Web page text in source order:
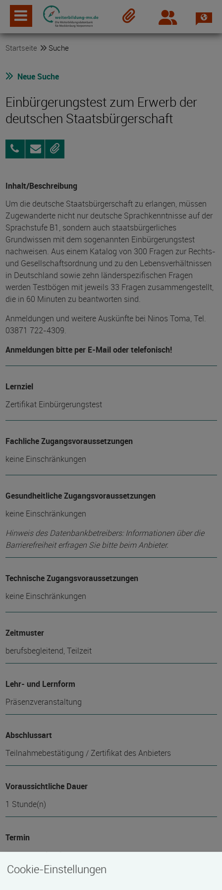
Login
Startseite Suche
Neue Suche
Einbürgerungstest zum Erwerb der
deutschen Staatsbürgerschaft
03871
722-
AnfragenMerken
Inhalt/Beschreibung
Um die deutsche Staatsbürgerschaft zu erlangen, müssen
Zugewanderte nicht nur deutsche Sprachkenntnisse auf der
Sprachstufe B1, sondern auch staatsbürgerliches
Grundwissen mit dem sogenannten Einbürgerungstest
nachweisen. Aus einem Katalog von 300 Fragen zur Rechts-
und Gesellschaftsordnung und zu den Lebensverhältnissen
in Deutschland sowie zehn länderspezifischen Fragen
werden Testbögen mit jeweils 33 Fragen zusammengestellt,
die in 60 Minuten zu beantworten sind.
Anmeldungen und weitere Auskünfte bei Ninos Toma, Tel.
03871 722-4309.
Anmeldungen bitte per E-Mail oder telefonisch!
Lernziel
Zertifikat Einbürgerungstest
Fachliche Zugangsvoraussetzungen
keine Einschränkungen
Gesundheitliche Zugangsvoraussetzungen
keine Einschränkungen
Hinweis des Datenbankbetreibers: Informationen über die
Barrierefreiheit erfragen Sie bitte beim Anbieter.
Technische Zugangsvoraussetzungen
keine Einschränkungen
Zeitmuster
berufsbegleitend, Teilzeit
Lehr- und Lernform
Präsenzveranstaltung
Abschlussart
Teilnahmebestätigung / Zertifikat des Anbieters
Voraussichtliche Dauer
1 Stunde(n)
Termin
Termine auf Anfrage
Cookie-Einstellungen